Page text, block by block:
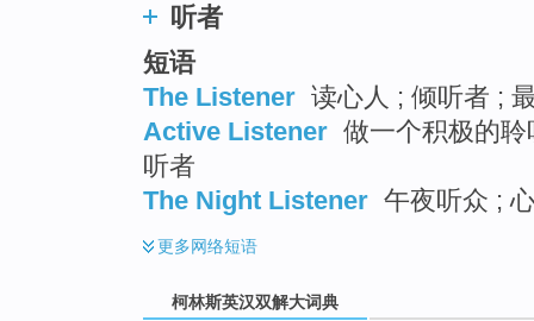
听者
短语
The Listener 读心人 ; 倾听者 ;
Active Listener 做一个积极的
听者
The Night Listener 午夜听众 ;
更多网络短语
柯林斯英汉双解大词典